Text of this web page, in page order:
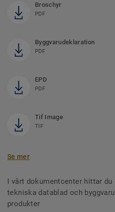
Broschyr
PDF
Byggvarudeklaration
PDF
EPD
PDF
Tif Image
TIF
Se mer
I vårt dokumentcenter hittar
tekniska datablad och
produkter